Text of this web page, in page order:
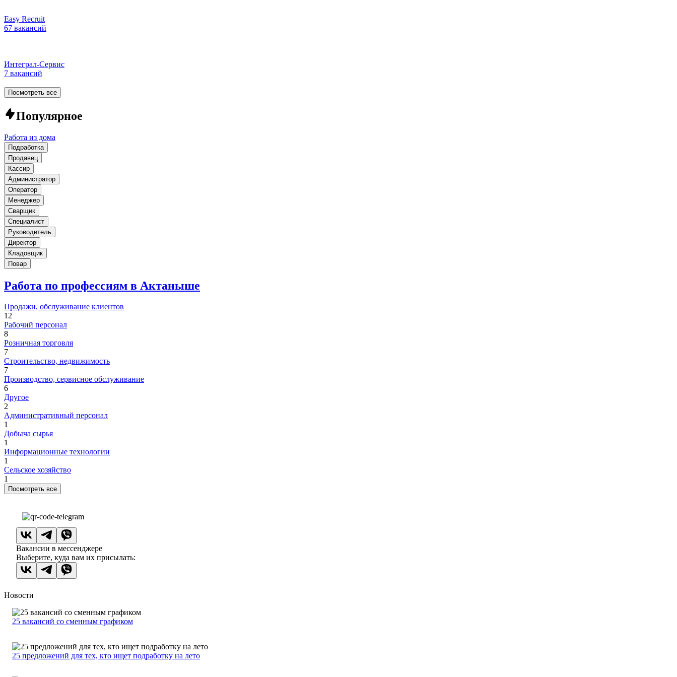
Easy Recruit
67 вакансий
Интеграл-Сервис
7 вакансий
Посмотреть все
Популярное
Работа из дома
Подработка
Продавец
Кассир
Администратор
Оператор
Менеджер
Сварщик
Специалист
Руководитель
Директор
Кладовщик
Повар
Работа по профессиям в Актаныше
Продажи, обслуживание клиентов
12
Рабочий персонал
8
Розничная торговля
7
Строительство, недвижимость
7
Производство, сервисное обслуживание
6
Другое
2
Административный персонал
1
Добыча сырья
1
Информационные технологии
1
Сельское хозяйство
1
Посмотреть все
Вакансии в мессенджере
Выберите, куда вам их присылать:
Новости
25 вакансий со сменным графиком
25 предложений для тех, кто ищет подработку на лето